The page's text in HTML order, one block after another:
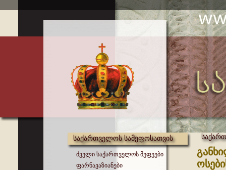
საქართველოს სამეფოსათვის
ძველი საქართველოს მეფეები
ფარნავაზიანები